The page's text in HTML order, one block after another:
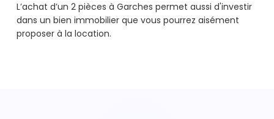
L’achat d’un 2 pièces à Garches permet aussi d'investir
dans un bien immobilier que vous pourrez aisément
proposer à la location.